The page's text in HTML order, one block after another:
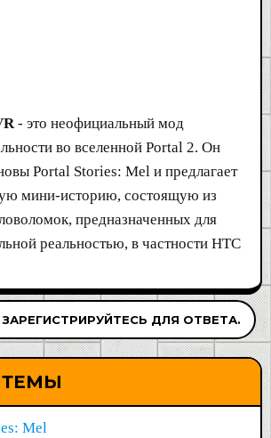
- это неофициальный мод
во вселенной Portal 2. Он
Portal Stories: Mel и предлагает
мини-историю, состоящую из
предназначенных для
реальностью, в частности HTC
ДЛЯ ОТВЕТА.
Mel